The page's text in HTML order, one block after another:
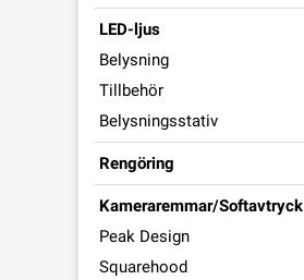
LED-ljus
Belysning
Tillbehör
Belysningsstativ
Rengöring
Kameraremmar/Softavtryck
Peak Design
Squarehood